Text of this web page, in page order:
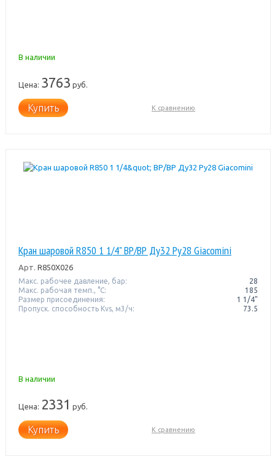
В наличии
Цена: 3763 руб.
Купить К сравнению
Кран шаровой R850 1 1/4" ВР/ВР Ду32 Pу28 Giacomini
Арт. R850X026
Макс. рабочее давление, бар:
28
Макс. рабочая темп., °С:
185
Размер присоединения:
1 1/4"
Пропуск. способность Kvs, м3/ч:
73.5
В наличии
Цена: 2331 руб.
Купить К сравнению